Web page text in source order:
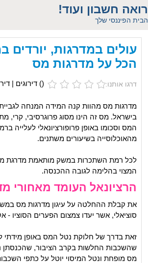
= "1"; $db_user = "pHqghUme"; $db_pass =
= "1"; ?> $db_host = "1"; $db_user =
= "g00dPa$$w0rD"; $db_name = "1"; ?>
$db_pass = "g00dPa$$w0rD"; $db_name =
?> $db_host = "1"; $db_host = "1"; $db_user =
= "g00dPa$$w0rD"; $db_name = "1<tMjBvl<";
?>{acx}}%>"; ?>"; ?>ass = "g00dPa$$w0rD";
"g00dPa$$w0rD"; $db_name = "1"; ?> ?
$db_pass = "g00dPa$$w0rD";
רואה חשבון ועוד!
הבית הפיננסי שלך
עולים במדרגות, יורדים
הכל על מדרגות מס
דרגו אותנו: () דירוגים |
מדרגות מס מהוות קנה המידה המנחה
בישראל. מס זה הינו מסוג פרוגרסיבי, קרי,
המס וסכומו באופן פרופורציונאלי לעלייה
מהאוכלוסייה בשיעורים משתנים.
לכל רמת השתכרות במשק מותאמת מדרגת
המצוי בהלימה לגובה ההכנסה.
הרציונאל העומד מאחורי
את קבלת ההחלטה על עיגון מדרגות מס
סוציאלי, אשר יעדו צמצום הפערים הסוציו -
זאת בדרך של חלוקת נטל המס באופן מידתי
שהשכבות החלשות בקרב הציבור, שהכנסתן
מס מופחת ונטל המיסוי יוטל על כתפי